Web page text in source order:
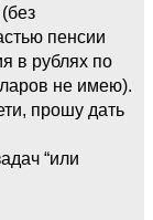
пенсии
в рублях по
не имею).
прошу дать
“или